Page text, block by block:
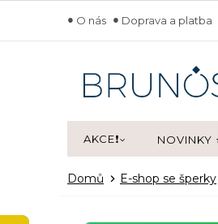
obsah
O nás Doprava a platba
AKCE❗ NOVINKY
Domů E-shop se šperky